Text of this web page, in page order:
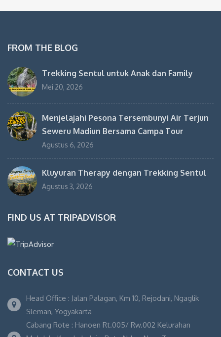
FROM THE BLOG
Trekking Sentul untuk Anak dan Family
Mei 20, 2026
Menjelajahi Pesona Tersembunyi Air Terjun
Seweru Madiun Bersama Campa Tour
Agustus 6, 2026
Kluyuran Therapy dengan Trekking Sentul
Agustus 3, 2026
FIND US AT TRIPADVISOR
CONTACT US
Head Office : Jalan Palagan, Km 10, Rejodani, Ngaglik
Sleman, Yogyakarta
Cabang Rote : Hanoen Rt.005/ Rw.002 Kelurahan